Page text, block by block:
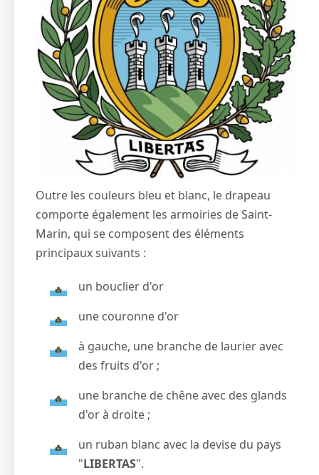
Outre les couleurs bleu et blanc, le drapeau
comporte également les armoiries de Saint-
Marin, qui se composent des éléments
principaux suivants :
un bouclier d'or
une couronne d'or
à gauche, une branche de laurier avec
des fruits d'or ;
une branche de chêne avec des glands
d'or à droite ;
un ruban blanc avec la devise du pays
"LIBERTAS".